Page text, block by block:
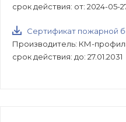
срок действия: от: 2024-05-
Сертификат пожарной
Производитель: КМ-
срок действия: до: 27.01.2031